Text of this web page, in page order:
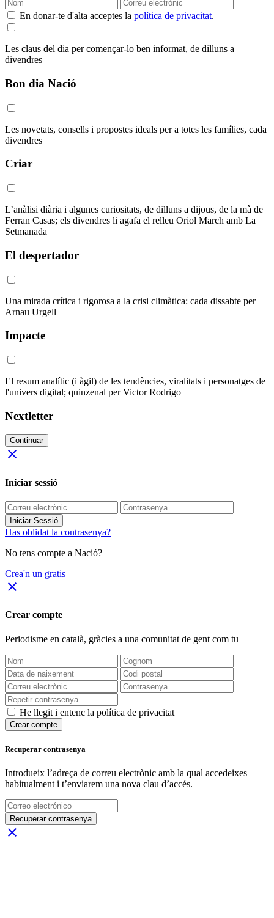
En donar-te d'alta acceptes la política de privacitat.
Les claus del dia per començar-lo ben informat, de dilluns a
divendres
Bon dia Nació
Les novetats, consells i propostes ideals per a totes les famílies, cada
divendres
Criar
L’anàlisi diària i algunes curiositats, de dilluns a dijous, de la mà de
Ferran Casas; els divendres li agafa el relleu Oriol March amb La
Setmanada
El despertador
Una mirada crítica i rigorosa a la crisi climàtica: cada dissabte per
Arnau Urgell
Impacte
El resum analític (i àgil) de les tendències, viralitats i personatges de
l'univers digital; quinzenal per Victor Rodrigo
Nextletter
Continuar
close
Iniciar sessió
Iniciar Sessió
Has oblidat la contrasenya?
No tens compte a Nació?
Crea'n un gratis
close
Crear compte
Periodisme en català, gràcies a una comunitat de gent com tu
He llegit i entenc la política de privacitat
Crear compte
Recuperar contrasenya
Introdueix l’adreça de correu electrònic amb la qual accedeixes
habitualment i t’enviarem una nova clau d’accés.
Recuperar contrasenya
close